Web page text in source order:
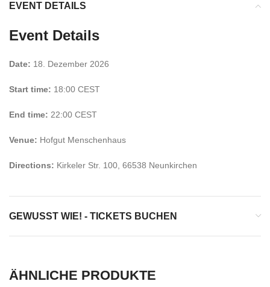
EVENT DETAILS
Event Details
Date: 18. Dezember 2026
Start time: 18:00 CEST
End time: 22:00 CEST
Venue: Hofgut Menschenhaus
Directions: Kirkeler Str. 100, 66538 Neunkirchen
GEWUSST WIE! - TICKETS BUCHEN
ÄHNLICHE PRODUKTE